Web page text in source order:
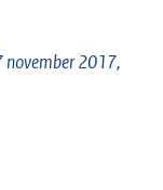
november 2017,